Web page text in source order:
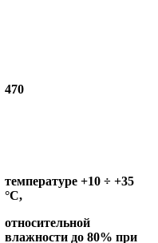
470
температуре +10 ÷ +35
°С,
относительной
влажности до 80% при